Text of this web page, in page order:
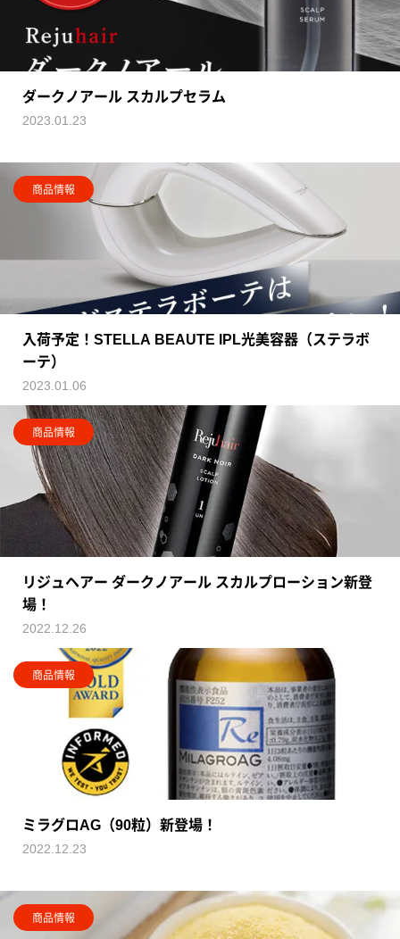
ダークノアール スカルプセラム
2023.01.23
商品情報
入荷予定！STELLA BEAUTE IPL光美容器（ステラボ
ーテ）
2023.01.06
商品情報
リジュヘアー ダークノアール スカルプローション新登
場！
2022.12.26
商品情報
ミラグロAG（90粒）新登場！
2022.12.23
商品情報